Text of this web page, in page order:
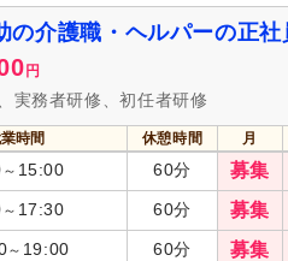
処遇改善手当 (1,303)
扶養控除内考慮あり
正社員登用あり
歩合制あり (43)
自動車通勤可(5,103)
の介護職・ヘルパーの正社
円
実務者研修、初任者研修
時間 休憩時間 月
～ 15:00 60分 募集
～ 17:30 60分 募集
～ 19:00 60分 募集